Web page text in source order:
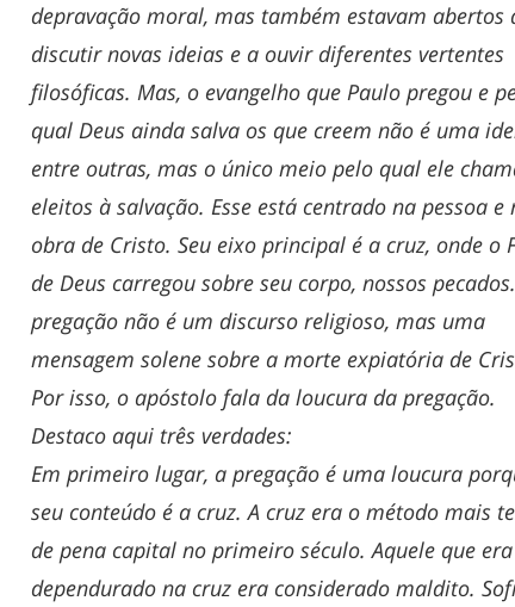
depravação moral, mas também estavam abertos
discutir novas ideias e a ouvir diferentes vertentes
filosóficas. Mas, o evangelho que Paulo pregou e
qual Deus ainda salva os que creem não é uma
entre outras, mas o único meio pelo qual ele
eleitos à salvação. Esse está centrado na pessoa e
obra de Cristo. Seu eixo principal é a cruz, onde o
de Deus carregou sobre seu corpo, nossos
pregação não é um discurso religioso, mas uma
mensagem solene sobre a morte expiatória de
Por isso, o apóstolo fala da loucura da pregação.
Destaco aqui três verdades:
Em primeiro lugar, a pregação é uma loucura
seu conteúdo é a cruz. A cruz era o método mais
de pena capital no primeiro século. Aquele que era
dependurado na cruz era considerado maldito.